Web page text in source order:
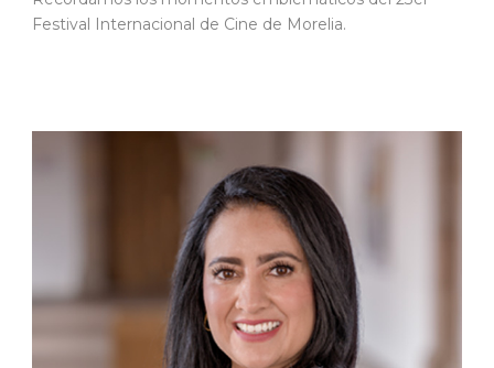
Festival Internacional de Cine de Morelia.